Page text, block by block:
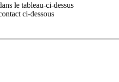
le tableau-ci-dessus
ci-dessous